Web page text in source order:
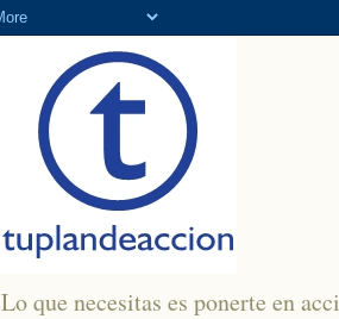
Lo que necesitas es ponerte en